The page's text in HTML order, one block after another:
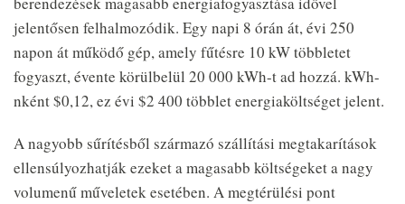
jelentősen felhalmozódik. Egy napi 8 órán át, évi 250
napon át működő gép, amely fűtésre 10 kW többletet
fogyaszt, évente körülbelül 20 000 kWh-t ad hozzá. kWh-
nként $0,12, ez évi $2 400 többlet energiaköltséget jelent.
A nagyobb sűrítésből származó szállítási megtakarítások
ellensúlyozhatják ezeket a magasabb költségeket a nagy
volumenű műveletek esetében. A megtérülési pont